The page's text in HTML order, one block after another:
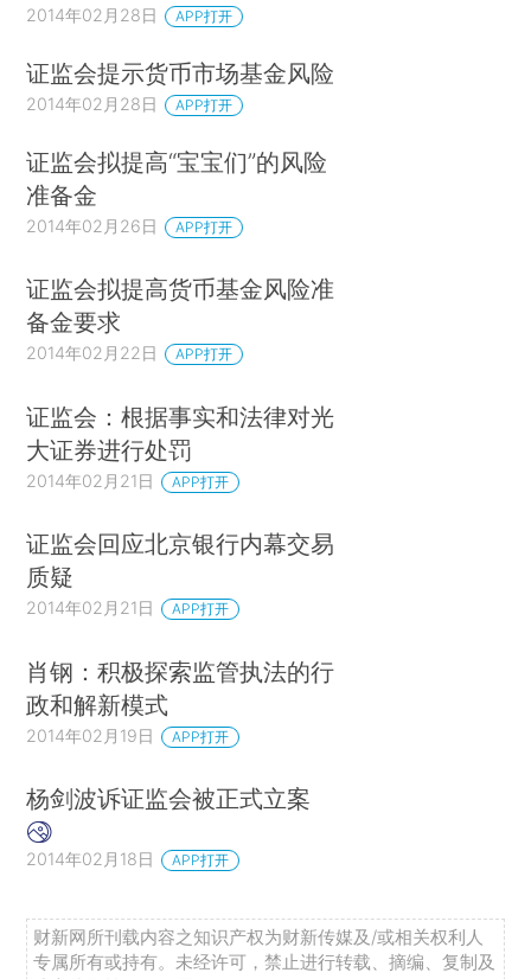
2014年02月28日 APP打开
证监会提示货币市场基金风险
2014年02月28日 APP打开
证监会拟提高“宝宝们”的风险
准备金
2014年02月26日 APP打开
证监会拟提高货币基金风险准
备金要求
2014年02月22日 APP打开
证监会：根据事实和法律对光
大证券进行处罚
2014年02月21日 APP打开
证监会回应北京银行内幕交易
质疑
2014年02月21日 APP打开
肖钢：积极探索监管执法的行
政和解新模式
2014年02月19日 APP打开
杨剑波诉证监会被正式立案
2014年02月18日 APP打开
财新网所刊载内容之知识产权为财新传媒及/或相关权利人
专属所有或持有。未经许可，禁止进行转载、摘编、复制及